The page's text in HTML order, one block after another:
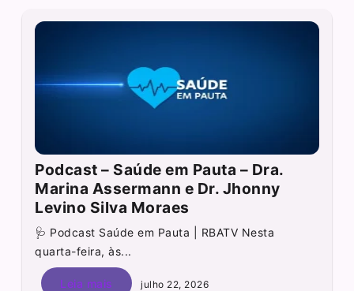
Podcast – Saúde em Pauta – Dra.
Marina Assermann e Dr. Jhonny
Levino Silva Moraes
🩺 Podcast Saúde em Pauta | RBATV Nesta
quarta-feira, às...
Leia mais julho 22, 2026